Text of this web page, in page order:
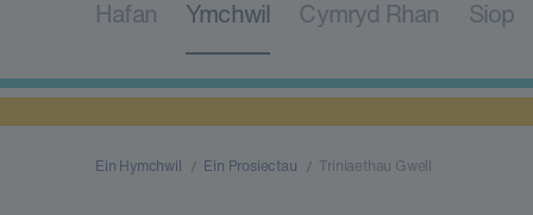
Hafan Ymchwil Cymryd Rhan Siop
Ein Hymchwil Ein Prosiectau Triniaethau Gwell